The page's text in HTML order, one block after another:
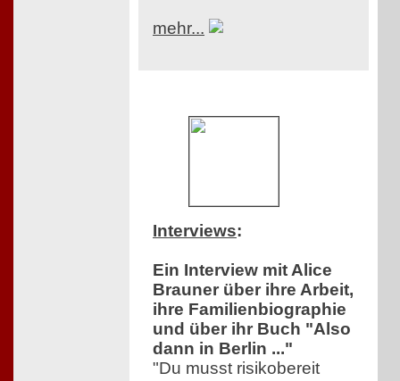
mehr...
Interviews:
Ein Interview mit Alice
Brauner über ihre Arbeit,
ihre Familienbiographie
und über ihr Buch "Also
dann in Berlin ..."
"Du musst risikobereit